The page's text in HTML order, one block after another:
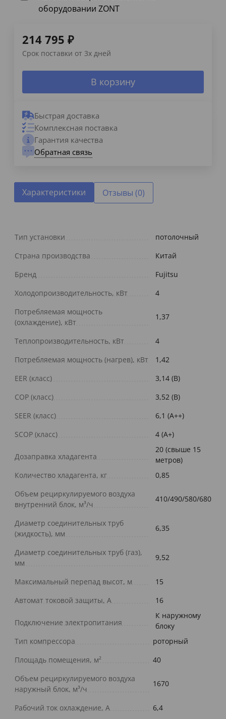
оборудовании ZONT
214 795 ₽
Срок поставки от 3х дней
В корзину
Быстрая доставка
Комплексная поставка
Гарантия качества
Обратная связь
Характеристики Отзывы (0)
Тип установки
потолочный
Страна производства
Китай
Бренд
Fujitsu
Холодопроизводительность, кВт
4
Потребляемая мощность
(охлаждение), кВт
1,37
Теплопроизводительность, кВт
4
Потребляемая мощность (нагрев), кВт
1,42
EER (класс)
3,14 (B)
COP (класс)
3,52 (B)
SEER (класс)
6,1 (A++)
SCOP (класс)
4 (A+)
Дозаправка хладагента
20 (свыше 15
метров)
Количество хладагента, кг
0,85
Объем рециркулируемого воздуха
внутренний блок, м³/ч
410/490/580/680
Диаметр соединительных труб
(жидкость), мм
6,35
Диаметр соединительных труб (газ),
мм
9,52
Максимальный перепад высот, м
15
Автомат токовой защиты, A
16
Подключение электропитания
К наружному
блоку
Тип компрессора
роторный
Площадь помещения, м²
40
Объем рециркулируемого воздуха
наружный блок, м³/ч
1670
Рабочий ток охлаждение, А 6,4